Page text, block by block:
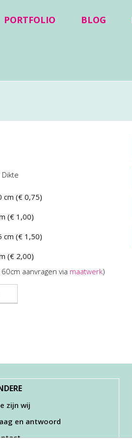
PORTFOLIO BLOG
cm (€ 0,75)
(€ 1,00)
cm (€ 1,50)
(€ 2,00)
aanvragen via maatwerk)
zijn wij
en antwoord